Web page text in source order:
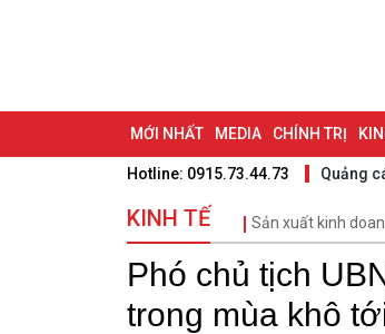
MỚI NHẤT MEDIA CHÍNH TRỊ
DU LỊCH - ẨM THỰC CHUYỂN ĐỔI SỐ
BẠN CẦN BIẾT CHẠM 95 - KHÁM
NHỊP CẦU NHÂN ÁI THÀNH PHỐ
Hotline: 0915.73.44.73 Quảng
KINH TẾ
Sản xuất kinh
Phó chủ tịch
trong mùa khô